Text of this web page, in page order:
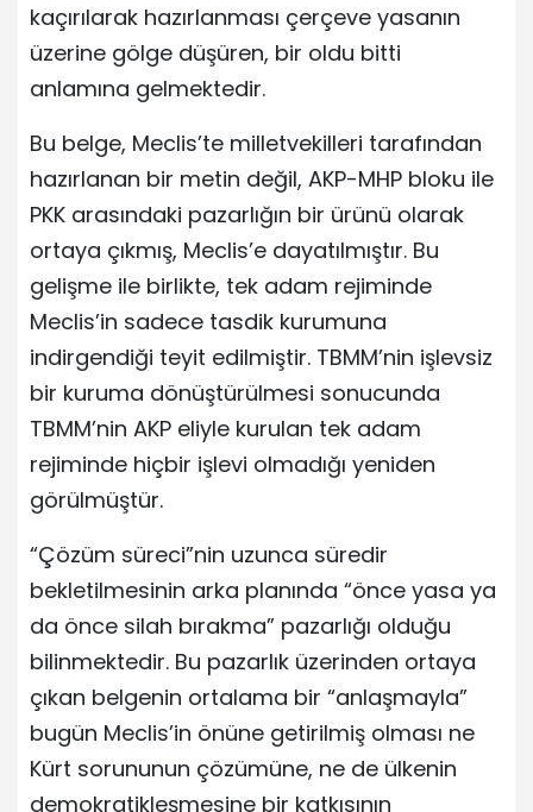
kaçırılarak hazırlanması çerçeve yasanın
üzerine gölge düşüren, bir oldu bitti
anlamına gelmektedir.
Bu belge, Meclis’te milletvekilleri tarafından
hazırlanan bir metin değil, AKP-MHP bloku ile
PKK arasındaki pazarlığın bir ürünü olarak
ortaya çıkmış, Meclis’e dayatılmıştır. Bu
gelişme ile birlikte, tek adam rejiminde
Meclis’in sadece tasdik kurumuna
indirgendiği teyit edilmiştir. TBMM’nin işlevsiz
bir kuruma dönüştürülmesi sonucunda
TBMM’nin AKP eliyle kurulan tek adam
rejiminde hiçbir işlevi olmadığı yeniden
görülmüştür.
“Çözüm süreci”nin uzunca süredir
bekletilmesinin arka planında “önce yasa ya
da önce silah bırakma” pazarlığı olduğu
bilinmektedir. Bu pazarlık üzerinden ortaya
çıkan belgenin ortalama bir “anlaşmayla”
bugün Meclis’in önüne getirilmiş olması ne
Kürt sorununun çözümüne, ne de ülkenin
demokratikleşmesine bir katkısının